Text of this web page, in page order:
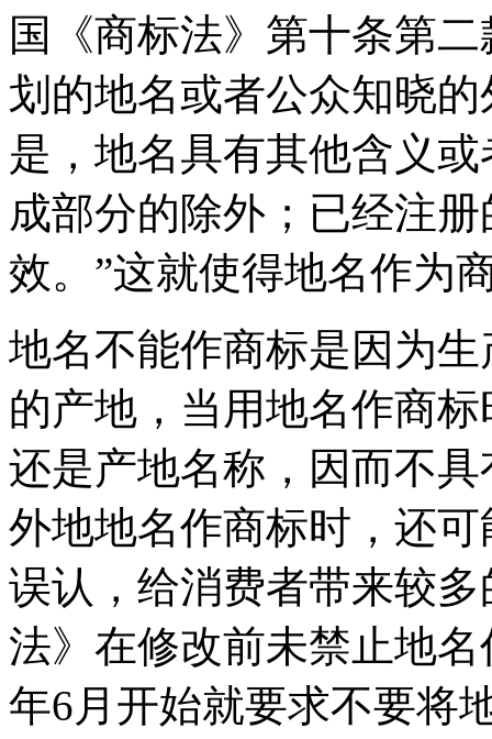
国《商标法》第十条第
划的地名或者公众知晓
是，地名具有其他含义
成部分的除外；已经注
效。”这就使得地名作
地名不能作商标是因为
的产地，当用地名作商
还是产地名称，因而不
外地地名作商标时，还
误认，给消费者带来较
法》在修改前未禁止地
年6月开始就要求不要将